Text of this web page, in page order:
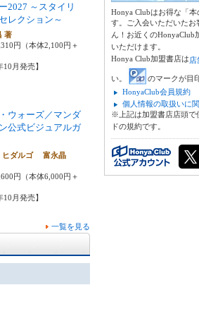
2027 ～スタイリ
レクション～
著
円（本体2,100円＋
10月発売】
ウォーズ／マンダ
公式ビジュアルガ
ヒダルゴ 富永晶
円（本体6,000円＋
10月発売】
一覧を見る
Honya Clubはお得な「
す。ご入会いただいた
ん！お近くのHonyaClub
いただけます。
Honya Club加盟書店は店
い。
のマークが目
HonyaClub会員規約
個人情報の取扱いに
※上記は加盟書店店頭で
ドの規約です。